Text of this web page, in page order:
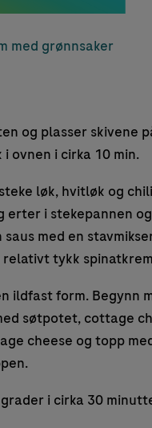
med grønnsaker
og plasser skivene
ovnen i cirka 10 min.
løk, hvitløk og
erter i stekepannen
med en
tykk
ildfast form. Begynn
søtpotet, cottage
cheese og topp
i cirka 30